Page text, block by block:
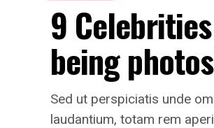
9
being
Sed ut perspiciatis unde
laudantium, totam rem